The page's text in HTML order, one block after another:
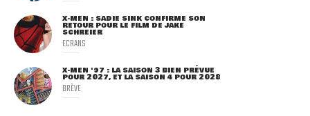
X-MEN : SADIE SINK CONFIRME SON
RETOUR POUR LE FILM DE JAKE
SCHREIER
ECRANS
X-MEN '97 : LA SAISON 3 BIEN PRÉVUE
POUR 2027, ET LA SAISON 4 POUR 2028
BRÈVE